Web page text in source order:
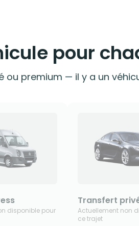
pour
ou premium — il y a un
disponible pour
Transfert
Actuellement non
ce trajet